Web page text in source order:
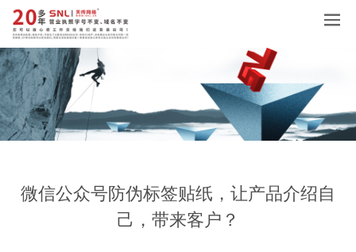
微信公众号防伪标签贴纸，让产品介绍自
己，带来客户？